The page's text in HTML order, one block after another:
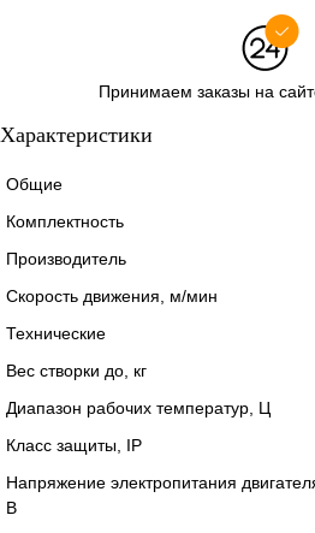
Принимаем заказы на
Характеристики
Общие
Комплектность
Производитель
Скорость движения, м/мин
Технические
Вес створки до, кг
Диапазон рабочих температур, Ц
Класс защиты, IP
Напряжение электропитания
В